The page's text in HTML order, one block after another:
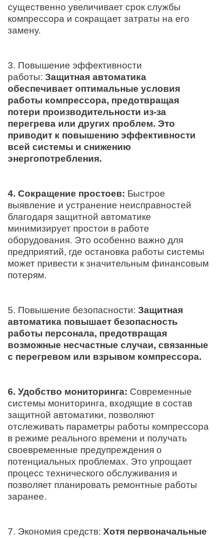
существенно увеличивает срок службы
компрессора и сокращает затраты на его
замену.
3. Повышение эффективности
работы: Защитная автоматика
обеспечивает оптимальные условия
работы компрессора, предотвращая
потери производительности из-за
перегрева или других проблем. Это
приводит к повышению эффективности
всей системы и снижению
энергопотребления.
4. Сокращение простоев: Быстрое
выявление и устранение неисправностей
благодаря защитной автоматике
минимизирует простои в работе
оборудования. Это особенно важно для
предприятий, где остановка работы системы
может привести к значительным финансовым
потерям.
5. Повышение безопасности: Защитная
автоматика повышает безопасность
работы персонала, предотвращая
возможные несчастные случаи, связанные
с перегревом или взрывом компрессора.
6. Удобство мониторинга: Современные
системы мониторинга, входящие в состав
защитной автоматики, позволяют
отслеживать параметры работы компрессора
в режиме реального времени и получать
своевременные предупреждения о
потенциальных проблемах. Это упрощает
процесс технического обслуживания и
позволяет планировать ремонтные работы
заранее.
7. Экономия средств: Хотя первоначальные